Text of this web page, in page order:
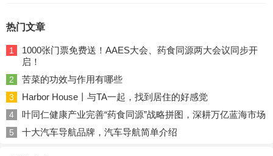
热门文章
1
1000张门票免费送！AAES大会、药食同源两大会议同步开
启！
2 苦菜的功效与作用有哪些
3 Harbor House丨与TA一起，找到居住的好感觉
4 叶同仁健康产业完善“药食同源”战略拼图，深耕万亿蓝海市场
5 十大汽车导航品牌，汽车导航简单介绍